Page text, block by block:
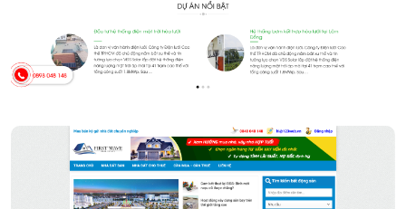
Năng lượng mặt trời